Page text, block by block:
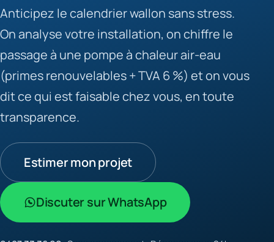
Anticipez le calendrier wallon sans stress.
On analyse votre installation, on chiffre le
passage à une pompe à chaleur air-eau
(primes renouvelables + TVA 6 %) et on vous
dit ce qui est faisable chez vous, en toute
transparence.
Estimer mon projet
Discuter sur WhatsApp